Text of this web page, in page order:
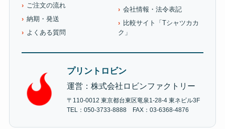
ご注文の流れ
納期・発送
よくある質問
会社情報・法令表記
比較サイト「Tシャツカカ
ク」
プリントロビン
運営：株式会社ロビンファクトリー
〒110-0012 東京都台東区竜泉1-28-4 東ネビル3F
TEL：050-3733-8888 FAX：03-6368-4876